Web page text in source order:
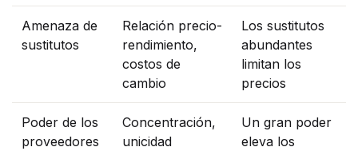
Amenaza de
sustitutos
Relación precio-
rendimiento,
costos de
cambio
Los sustitutos
abundantes
limitan los
precios
Poder de los
proveedores
Concentración,
unicidad
Un gran poder
eleva los